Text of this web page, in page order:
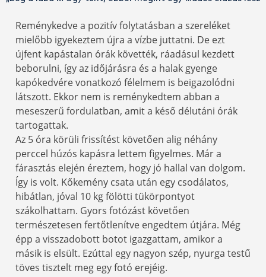
Reménykedve a pozitív folytatásban a szereléket
mielőbb igyekeztem újra a vízbe juttatni. De ezt
újfent kapástalan órák követték, ráadásul kezdett
beborulni, így az időjárásra és a halak gyenge
kapókedvére vonatkozó félelmem is beigazolódni
látszott. Ekkor nem is reménykedtem abban a
meseszerű fordulatban, amit a késő délutáni órák
tartogattak.
Az 5 óra körüli frissítést követően alig néhány
perccel húzós kapásra lettem figyelmes. Már a
fárasztás elején éreztem, hogy jó hallal van dolgom.
Így is volt. Kőkemény csata után egy csodálatos,
hibátlan, jóval 10 kg fölötti tükörpontyot
szákolhattam. Gyors fotózást követően
természetesen fertőtlenítve engedtem útjára. Még
épp a visszadobott botot igazgattam, amikor a
másik is elsült. Ezúttal egy nagyon szép, nyurga testű
töves tisztelt meg egy fotó erejéig.